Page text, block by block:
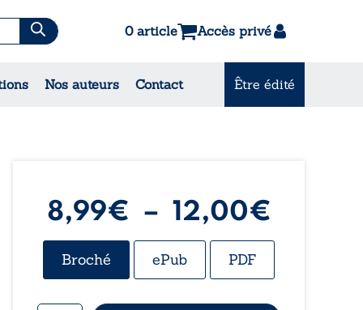
0 article Accès privé
Nos auteurs Contact Être édité
& Contes
8,99€ – 12,00€
de
Broché ePub PDF